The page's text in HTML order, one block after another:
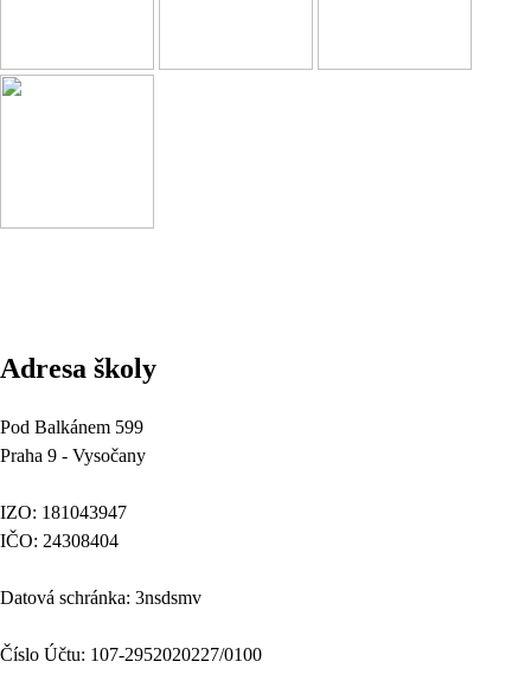
Adresa školy
Pod Balkánem 599
Praha 9 - Vysočany
IZO: 181043947
IČO: 24308404
Datová schránka: 3nsdsmv
Číslo Účtu: 107-2952020227/0100